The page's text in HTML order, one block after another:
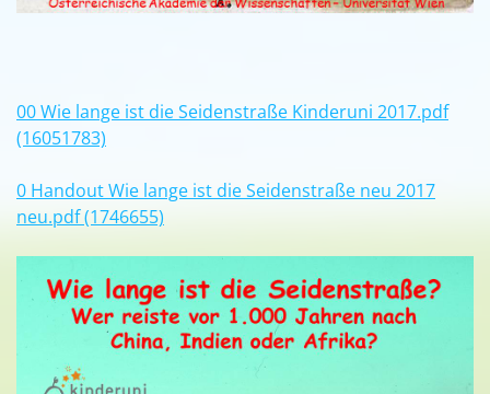
00 Wie lange ist die Seidenstraße Kinderuni 2017.pdf
(16051783)
0 Handout Wie lange ist die Seidenstraße neu 2017
neu.pdf (1746655)